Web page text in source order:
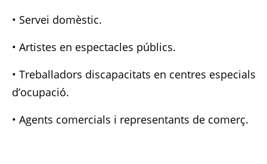
• Servei domèstic.
• Artistes en espectacles públics.
• Treballadors discapacitats en centres especials
d’ocupació.
• Agents comercials i representants de comerç.